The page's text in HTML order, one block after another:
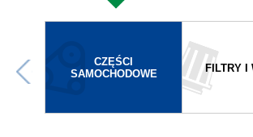
CZĘŚCI
SAMOCHODOWE
FILTRY I